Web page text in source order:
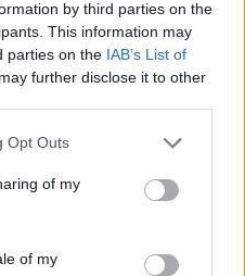
by third parties on the
This information may
parties on the IAB’s List of
further disclose it to other
Opt Outs
of my
of my